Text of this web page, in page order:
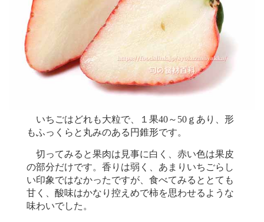
いちごはどれも大粒で、１果40～50ｇあり、形
もふっくらと丸みのある円錐形です。
切ってみると果肉は見事に白く、赤い色は果皮
の部分だけです。香りは弱く、あまりいちごらし
い印象ではなかったですが、食べてみるととても
甘く、酸味はかなり控えめで柿を思わせるような
味わいでした。